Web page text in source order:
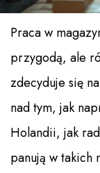
Praca w
przygodą, ale
zdecyduje się
nad tym, jak
Holandii, jak
panują w takich